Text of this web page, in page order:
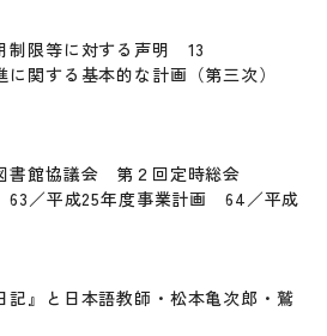
制限等に対する声明 13
に関する基本的な計画（第三次）
書館協議会 第２回定時総会
／平成25年度事業計画 64／平成
記』と日本語教師・松本亀次郎・鷲